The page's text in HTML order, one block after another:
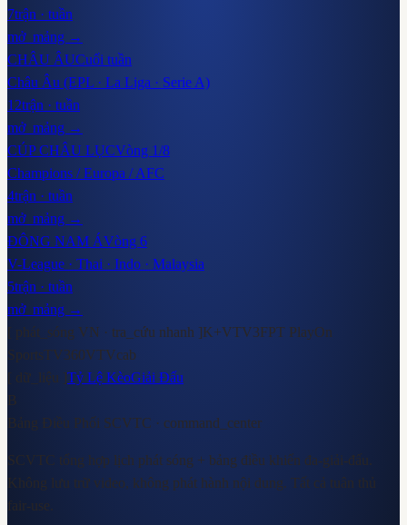
7trận · tuần
mở_mảng →
CHÂU ÂUCuối tuần
Châu Âu (EPL · La Liga · Serie A)
12trận · tuần
mở_mảng →
CÚP CHÂU LỤCVòng 1/8
Champions / Europa / AFC
4trận · tuần
mở_mảng →
ĐÔNG NAM ÁVòng 6
V-League · Thai · Indo · Malaysia
5trận · tuần
mở_mảng →
[ phát_sóng VN · tra_cứu nhanh ]K+VTV3FPT PlayOn
SportsTV360VTVcab
[ dữ_liệu ]Tỷ Lệ KèoGiải Đấu
B
Bảng Điều Phối SCVTC · command_center
SCVTC tổng hợp lịch phát sóng + bảng điều khiển đa-giải-đấu.
Không lưu trữ video, không phát hành nội dung. Tất cả tuân thủ
fair-use.